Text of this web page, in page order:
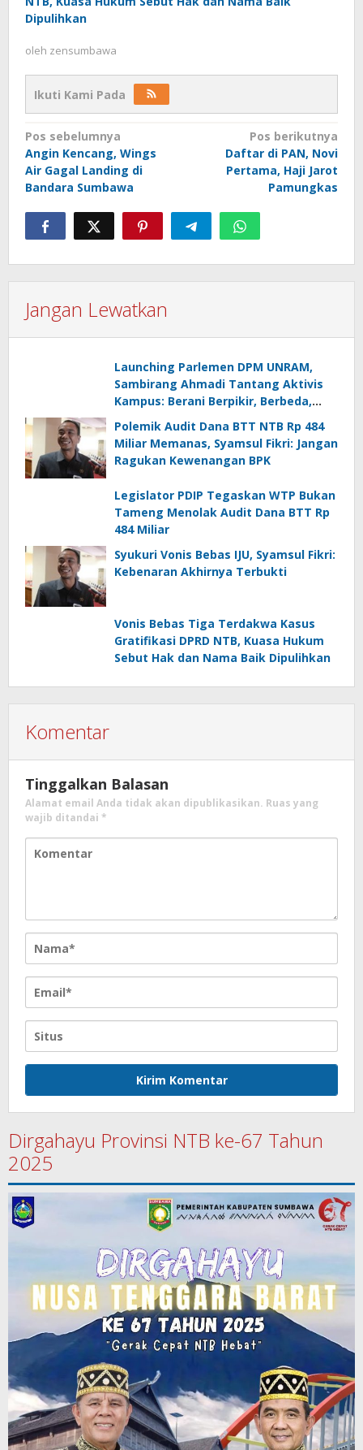
Dipulihkan
oleh zensumbawa
Ikuti Kami Pada
Navigasi
pos
Pos sebelumnya
Angin Kencang, Wings
Air Gagal Landing di
Bandara Sumbawa
Pos berikutnya
Daftar di PAN, Novi
Pertama, Haji Jarot
Pamungkas
Jangan Lewatkan
Launching Parlemen DPM UNRAM,
Sambirang Ahmadi Tantang Aktivis
Kampus: Berani Berpikir, Berbeda,
Mengawasi dan Melayani
Polemik Audit Dana BTT NTB Rp 484
Miliar Memanas, Syamsul Fikri: Jangan
Ragukan Kewenangan BPK
Legislator PDIP Tegaskan WTP Bukan
Tameng Menolak Audit Dana BTT Rp
484 Miliar
Syukuri Vonis Bebas IJU, Syamsul Fikri:
Kebenaran Akhirnya Terbukti
Vonis Bebas Tiga Terdakwa Kasus
Gratifikasi DPRD NTB, Kuasa Hukum
Sebut Hak dan Nama Baik Dipulihkan
Komentar
Tinggalkan Balasan
Alamat email Anda tidak akan dipublikasikan. Ruas yang
wajib ditandai *
Dirgahayu Provinsi NTB ke-67 Tahun
2025